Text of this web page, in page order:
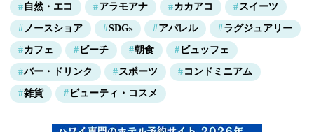
自然・エコ アラモアナ カカアコ スイーツ
ノースショア SDGs アパレル ラグジュアリー
カフェ ビーチ 朝食 ビュッフェ
バー・ドリンク スポーツ コンドミニアム
雑貨 ビューティ・コスメ